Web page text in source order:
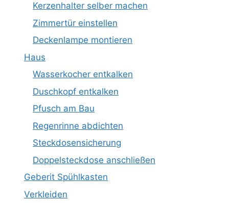
Kerzenhalter selber machen
Zimmertür einstellen
Deckenlampe montieren
Haus
Wasserkocher entkalken
Duschkopf entkalken
Pfusch am Bau
Regenrinne abdichten
Steckdosensicherung
Doppelsteckdose anschließen
Geberit Spühlkasten
Verkleiden